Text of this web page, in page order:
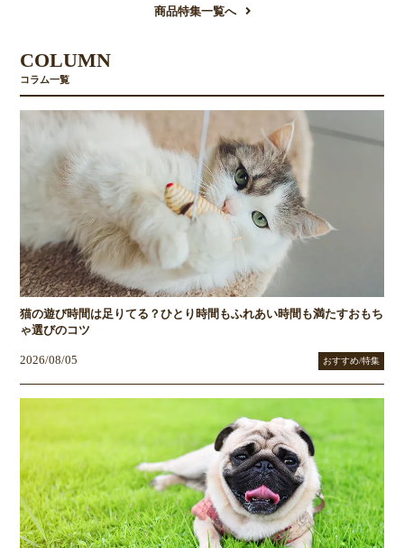
商品特集一覧へ
COLUMN
コラム一覧
猫の遊び時間は足りてる？ひとり時間もふれあい時間も満たすおもち
ゃ選びのコツ
2026/08/05 おすすめ/特集